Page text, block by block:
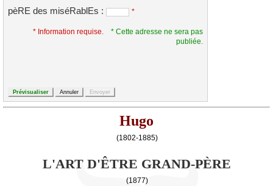
pèRE des miséRablEs : *
* Information requise.
* Cette adresse ne sera pas
publiée.
Hugo
(1802-1885)
L'ART D'ÊTRE GRAND-PÈRE
(1877)